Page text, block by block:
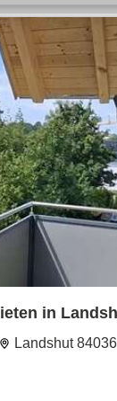
in
Landshut 84036